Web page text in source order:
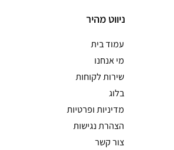
ניווט מהיר
עמוד בית
מי אנחנו
שירות לקוחות
בלוג
מדיניות ופרטיות
הצהרת נגישות
צור קשר